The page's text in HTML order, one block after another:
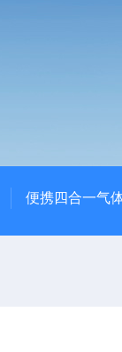
便携四合一气